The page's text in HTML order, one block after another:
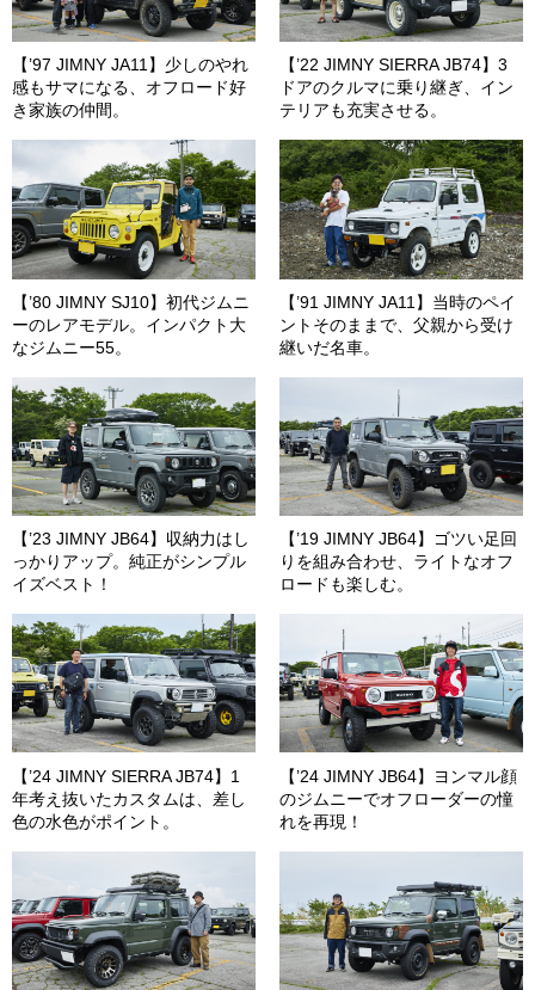
【’97 JIMNY JA11】少しのやれ
感もサマになる、オフロード好
き家族の仲間。
【’22 JIMNY SIERRA JB74】3
ドアのクルマに乗り継ぎ、イン
テリアも充実させる。
【’80 JIMNY SJ10】初代ジムニ
ーのレアモデル。インパクト大
なジムニー55。
【’91 JIMNY JA11】当時のペイ
ントそのままで、父親から受け
継いだ名車。
【’23 JIMNY JB64】収納力はし
っかりアップ。純正がシンプル
イズベスト！
【’19 JIMNY JB64】ゴツい足回
りを組み合わせ、ライトなオフ
ロードも楽しむ。
【’24 JIMNY SIERRA JB74】1
年考え抜いたカスタムは、差し
色の水色がポイント。
【’24 JIMNY JB64】ヨンマル顔
のジムニーでオフローダーの憧
れを再現！